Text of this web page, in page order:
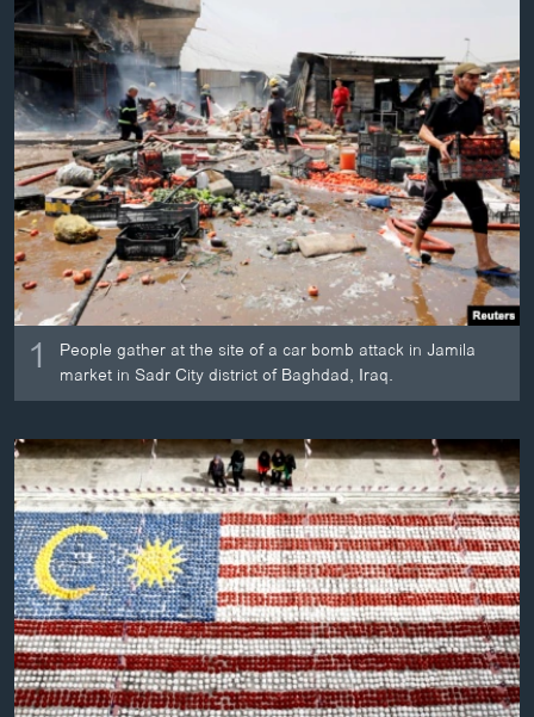
ອິດສະຫຼະພາບດ້ານການຂ່າວ
ຊີວິດຊາວລາວ
ຊຸມຊົນຊາວລາວ
ວິທະຍາສາດ-ເທັກໂນໂລຈີ
ທຸລະກິດ
ພາສາອັງກິດ
ວີດີໂອ
ສຽງ
ລາຍການກະຈາຍສຽງ
ລາຍງານ
ຕິດຕາມພວກເຮົາ ທີ່
ພາສາຕ່າງໆ
1
People gather at the site of a car bomb attack in Jamila
market in Sadr City district of Baghdad, Iraq.